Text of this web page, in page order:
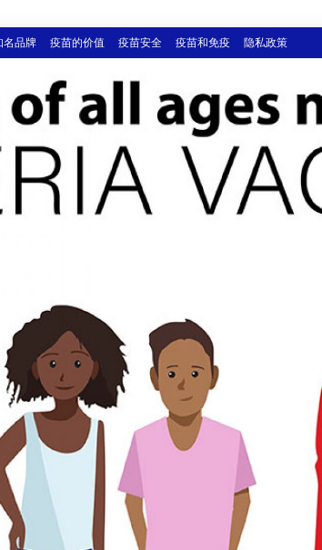
名品牌 疫苗的价值 疫苗安全 疫苗和免疫 隐私政策